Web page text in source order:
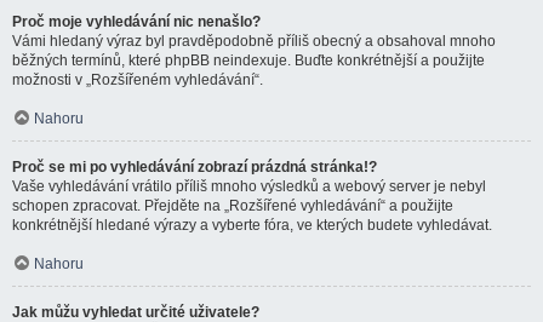
Proč moje vyhledávání nic nenašlo?
Vámi hledaný výraz byl pravděpodobně příliš obecný a obsahoval mnoho
běžných termínů, které phpBB neindexuje. Buďte konkrétnější a použijte
možnosti v „Rozšířeném vyhledávání“.
Nahoru
Proč se mi po vyhledávání zobrazí prázdná stránka!?
Vaše vyhledávání vrátilo příliš mnoho výsledků a webový server je nebyl
schopen zpracovat. Přejděte na „Rozšířené vyhledávání“ a použijte
konkrétnější hledané výrazy a vyberte fóra, ve kterých budete vyhledávat.
Nahoru
Jak můžu vyhledat určité uživatele?